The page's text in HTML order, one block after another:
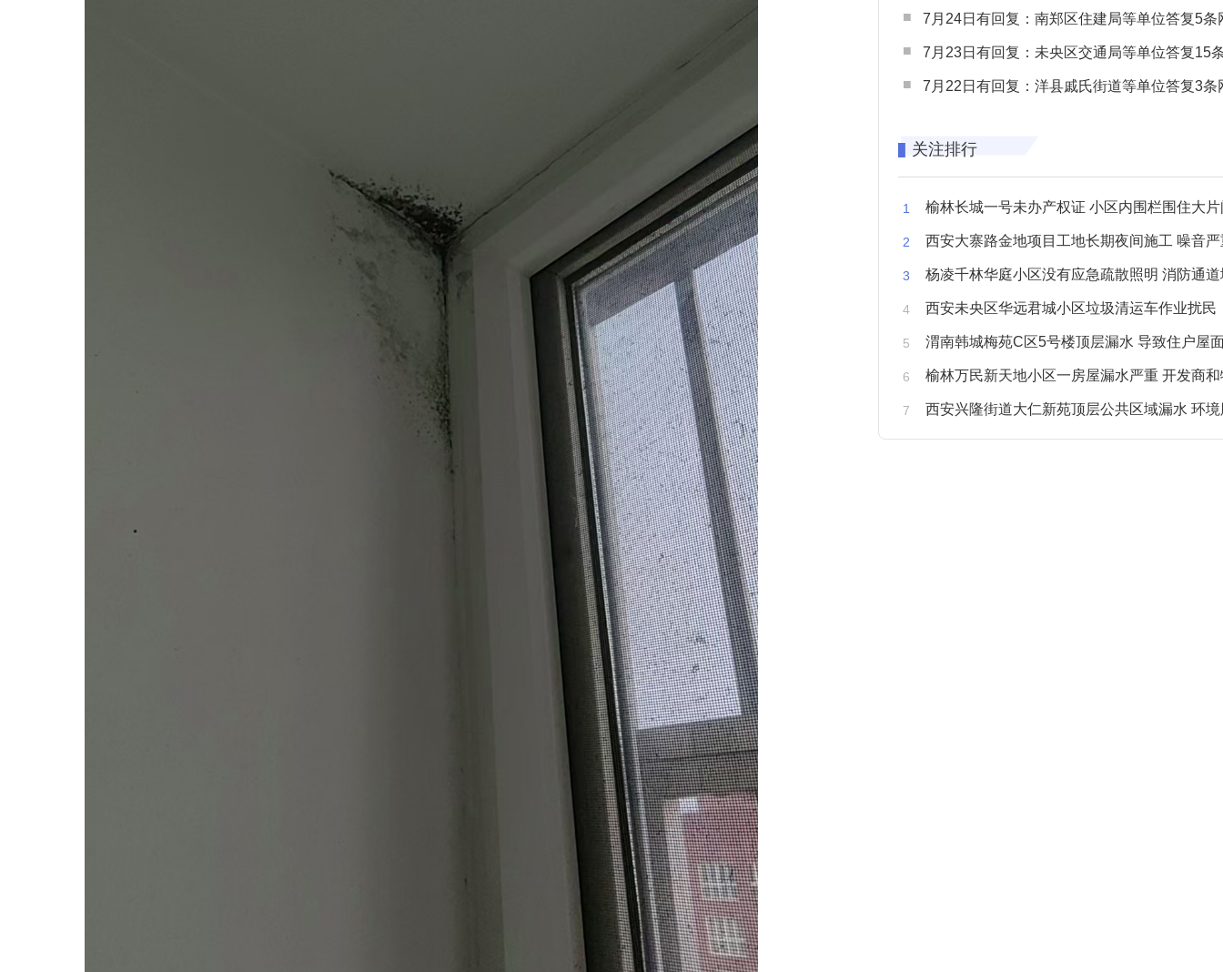
7月24日有回复：南郑区住建局等单位答复5条网民
7月23日有回复：未央区交通局等单位答复15条网民
7月22日有回复：洋县戚氏街道等单位答复3条网民
关注排行
榆林长城一号未办产权证 小区内围栏围住大片闲置
西安大寨路金地项目工地长期夜间施工 噪音严重
杨凌千林华庭小区没有应急疏散照明 消防通
西安未央区华远君城小区垃圾清运车作业扰民
渭南韩城梅苑C区5号楼顶层漏水 导致住户屋面被
榆林万民新天地小区一房屋漏水严重 开发商和物业不予
西安兴隆街道大仁新苑顶层公共区域漏水 环